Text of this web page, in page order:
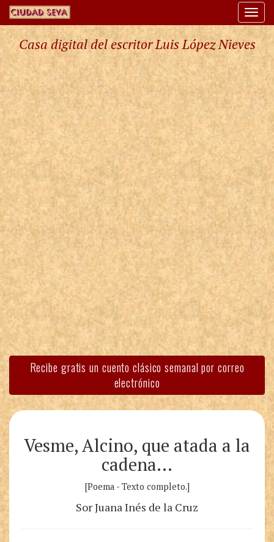
Casa digital del escritor Luis López Nieves
Recibe gratis un cuento clásico semanal por correo
electrónico
Vesme, Alcino, que atada a la
cadena…
[Poema - Texto completo.]
Sor Juana Inés de la Cruz